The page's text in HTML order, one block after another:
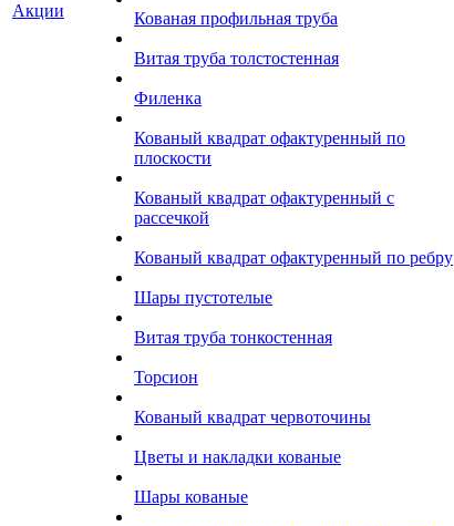
Акции Кованая профильная труба
Витая труба толстостенная
Филенка
Кованый квадрат офактуренный по
плоскости
Кованый квадрат офактуренный с
рассечкой
Кованый квадрат офактуренный по ребру
Шары пустотелые
Витая труба тонкостенная
Торсион
Кованый квадрат червоточины
Цветы и накладки кованые
Шары кованые